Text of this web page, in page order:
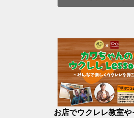
お店でウクレレ教室や